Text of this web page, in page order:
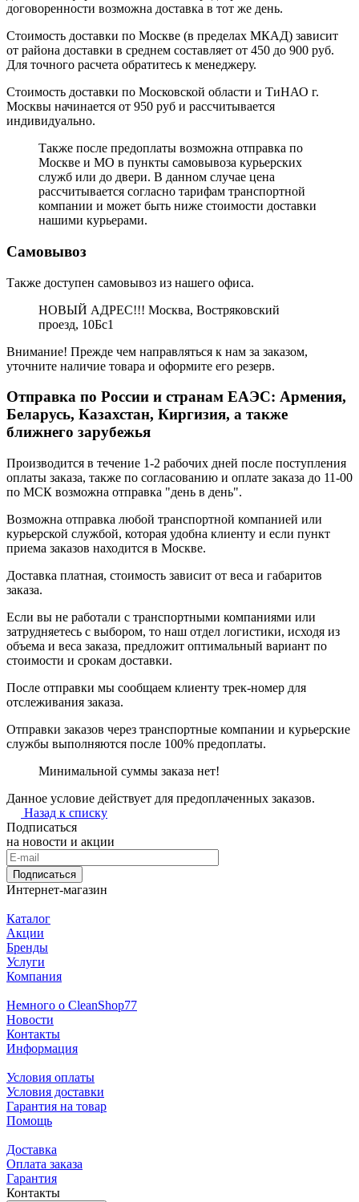
договоренности возможна доставка в тот же день.
Стоимость доставки по Москве (в пределах МКАД) зависит
от района доставки в среднем составляет от 450 до 900 руб.
Для точного расчета обратитесь к менеджеру.
Стоимость доставки по Московской области и ТиНАО г.
Москвы начинается от 950 руб и рассчитывается
индивидуально.
Также после предоплаты возможна отправка по
Москве и МО в пункты самовывоза курьерских
служб или до двери. В данном случае цена
рассчитывается согласно тарифам транспортной
компании и может быть ниже стоимости доставки
нашими курьерами.
Самовывоз
Также доступен самовывоз из нашего офиса.
НОВЫЙ АДРЕС!!! Москва, Востряковский
проезд, 10Бс1
Внимание! Прежде чем направляться к нам за заказом,
уточните наличие товара и оформите его резерв.
Отправка по России и странам ЕАЭС: Армения,
Беларусь, Казахстан, Киргизия, а также
ближнего зарубежья
Производится в течение 1-2 рабочих дней после поступления
оплаты заказа, также по согласованию и оплате заказа до 11-00
по МСК возможна отправка "день в день".
Возможна отправка любой транспортной компанией или
курьерской службой, которая удобна клиенту и если пункт
приема заказов находится в Москве.
Доставка платная, стоимость зависит от веса и габаритов
заказа.
Если вы не работали с транспортными компаниями или
затрудняетесь с выбором, то наш отдел логистики, исходя из
объема и веса заказа, предложит оптимальный вариант по
стоимости и срокам доставки.
После отправки мы сообщаем клиенту трек-номер для
отслеживания заказа.
Отправки заказов через транспортные компании и курьерские
службы выполняются после 100% предоплаты.
Минимальной суммы заказа нет!
Данное условие действует для предоплаченных заказов.
Назад к списку
Подписаться
на новости и акции
Подписаться
Интернет-магазин
Каталог
Акции
Бренды
Услуги
Компания
Немного о CleanShop77
Новости
Контакты
Информация
Условия оплаты
Условия доставки
Гарантия на товар
Помощь
Доставка
Оплата заказа
Гарантия
Контакты